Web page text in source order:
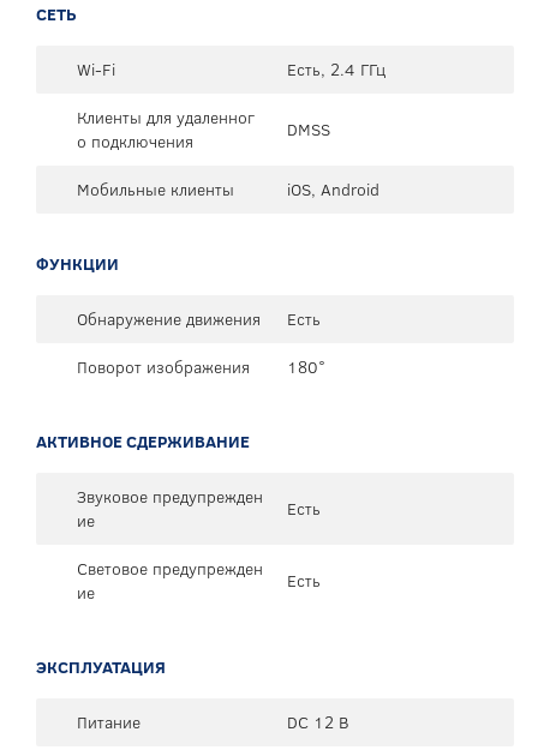
СЕТЬ
Wi-Fi
Есть, 2.4 ГГц
Клиенты для удаленног
о подключения
DMSS
Мобильные клиенты iOS, Android
ФУНКЦИИ
Обнаружение движения
Есть
Поворот изображения
180°
АКТИВНОЕ СДЕРЖИВАНИЕ
Звуковое предупрежден
ие
Есть
Световое предупрежден
ие
Есть
ЭКСПЛУАТАЦИЯ
Питание
DC 12 В